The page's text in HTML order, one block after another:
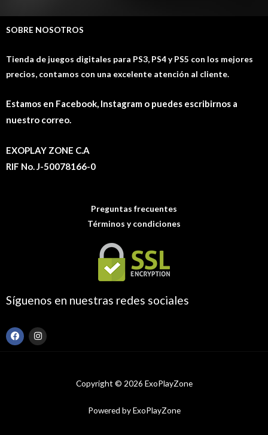
SOBRE NOSOTROS
Tienda de juegos digitales para PS3, PS4 y PS5 con los mejores
precios, contamos con una excelente atención al cliente.
Estamos en Facebook, Instagram o puedes escribirnos a
nuestro correo.
EXOPLAY ZONE C.A
RIF No. J-50078166-0
Preguntas frecuentes
Términos y condiciones
Síguenos en nuestras redes sociales
F
a
c
I
n
s
Copyright © 2026 ExoPlayZone
Powered by ExoPlayZone